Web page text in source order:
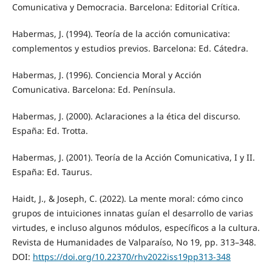
Comunicativa y Democracia. Barcelona: Editorial Crítica.
Habermas, J. (1994). Teoría de la acción comunicativa:
complementos y estudios previos. Barcelona: Ed. Cátedra.
Habermas, J. (1996). Conciencia Moral y Acción
Comunicativa. Barcelona: Ed. Península.
Habermas, J. (2000). Aclaraciones a la ética del discurso.
España: Ed. Trotta.
Habermas, J. (2001). Teoría de la Acción Comunicativa, I y II.
España: Ed. Taurus.
Haidt, J., & Joseph, C. (2022). La mente moral: cómo cinco
grupos de intuiciones innatas guían el desarrollo de varias
virtudes, e incluso algunos módulos, específicos a la cultura.
Revista de Humanidades de Valparaíso, No 19, pp. 313–348.
DOI: https://doi.org/10.22370/rhv2022iss19pp313-348